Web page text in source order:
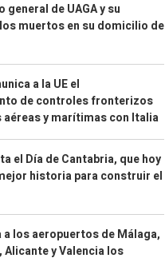
general de UAGA y su
muertos en su domicilio de
a la UE el
de controles fronterizos
aéreas y marítimas con Italia
el Día de Cantabria, que hoy
historia para construir el
a los aeropuertos de Málaga,
Alicante y Valencia los